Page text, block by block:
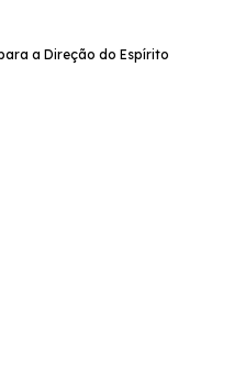
a Direção do Espírito